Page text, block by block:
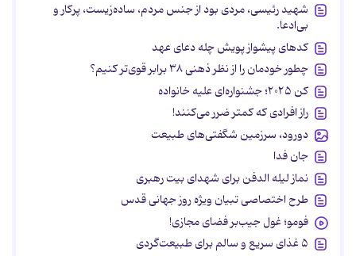
شهید رئیسی، مردی بود از جنس مردم، ساده‌زیست، پرکار و
بی‌ادعا.
کدهای پیشواز پویش چله دعای عهد
چطور خودمان را از نظر ذهنی ۳۸ برابر قوی‌تر کنیم؟
کن ۲۰۲۵؛ جشنواره‌ای علیه خانواده
راز افرادی که کمتر ضرر می‌کنند!
دورود، سرزمین شگفتی‌های طبیعت
جان فدا
نماز لیله الدفن برای شهدای بیت رهبری
طرح اختصاصی تبیان ویژه روز جهانی قدس
فومو؛ غول جیب‌بر فضای مجازی!
۵ غذای سریع و سالم برای طبیعت‌گردی